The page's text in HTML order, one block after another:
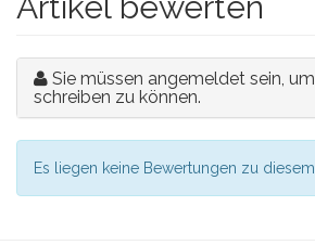
Sie müssen angemeldet sein,
schreiben zu können.
Es liegen keine Bewertungen zu